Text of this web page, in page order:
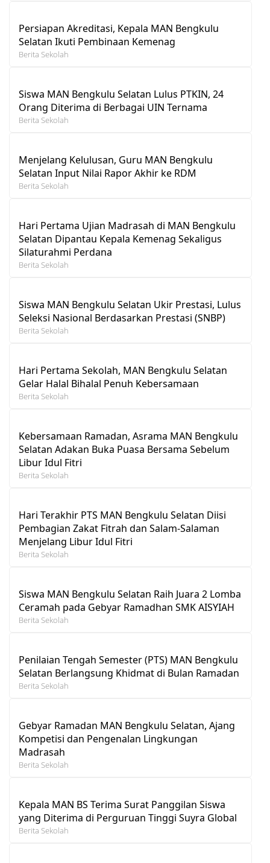
Persiapan Akreditasi, Kepala MAN Bengkulu
Selatan Ikuti Pembinaan Kemenag
Berita Sekolah
Siswa MAN Bengkulu Selatan Lulus PTKIN, 24
Orang Diterima di Berbagai UIN Ternama
Berita Sekolah
Menjelang Kelulusan, Guru MAN Bengkulu
Selatan Input Nilai Rapor Akhir ke RDM
Berita Sekolah
Hari Pertama Ujian Madrasah di MAN Bengkulu
Selatan Dipantau Kepala Kemenag Sekaligus
Silaturahmi Perdana
Berita Sekolah
Siswa MAN Bengkulu Selatan Ukir Prestasi, Lulus
Seleksi Nasional Berdasarkan Prestasi (SNBP)
Berita Sekolah
Hari Pertama Sekolah, MAN Bengkulu Selatan
Gelar Halal Bihalal Penuh Kebersamaan
Berita Sekolah
Kebersamaan Ramadan, Asrama MAN Bengkulu
Selatan Adakan Buka Puasa Bersama Sebelum
Libur Idul Fitri
Berita Sekolah
Hari Terakhir PTS MAN Bengkulu Selatan Diisi
Pembagian Zakat Fitrah dan Salam-Salaman
Menjelang Libur Idul Fitri
Berita Sekolah
Siswa MAN Bengkulu Selatan Raih Juara 2 Lomba
Ceramah pada Gebyar Ramadhan SMK AISYIAH
Berita Sekolah
Penilaian Tengah Semester (PTS) MAN Bengkulu
Selatan Berlangsung Khidmat di Bulan Ramadan
Berita Sekolah
Gebyar Ramadan MAN Bengkulu Selatan, Ajang
Kompetisi dan Pengenalan Lingkungan
Madrasah
Berita Sekolah
Kepala MAN BS Terima Surat Panggilan Siswa
yang Diterima di Perguruan Tinggi Suyra Global
Berita Sekolah